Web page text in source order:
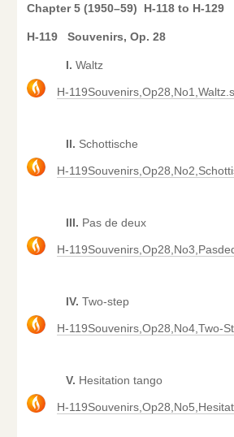
Chapter 5 (1950–59) H-118 to H-129
H-119 Souvenirs, Op. 28
I. Waltz
H-
II. Schottische
H-
III. Pas de deux
H-
IV. Two-step
H-119Souvenirs,Op28,No4,Two-
V. Hesitation tango
H-